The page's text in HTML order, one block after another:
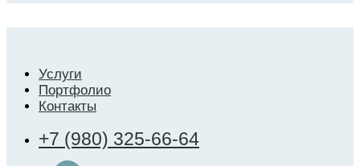
Услуги
Портфолио
Контакты
+7 (980) 325-66-64